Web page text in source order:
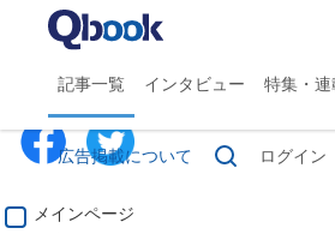
記事一覧 インタビュー 特集・連
広告掲載について ログイン
メインページ